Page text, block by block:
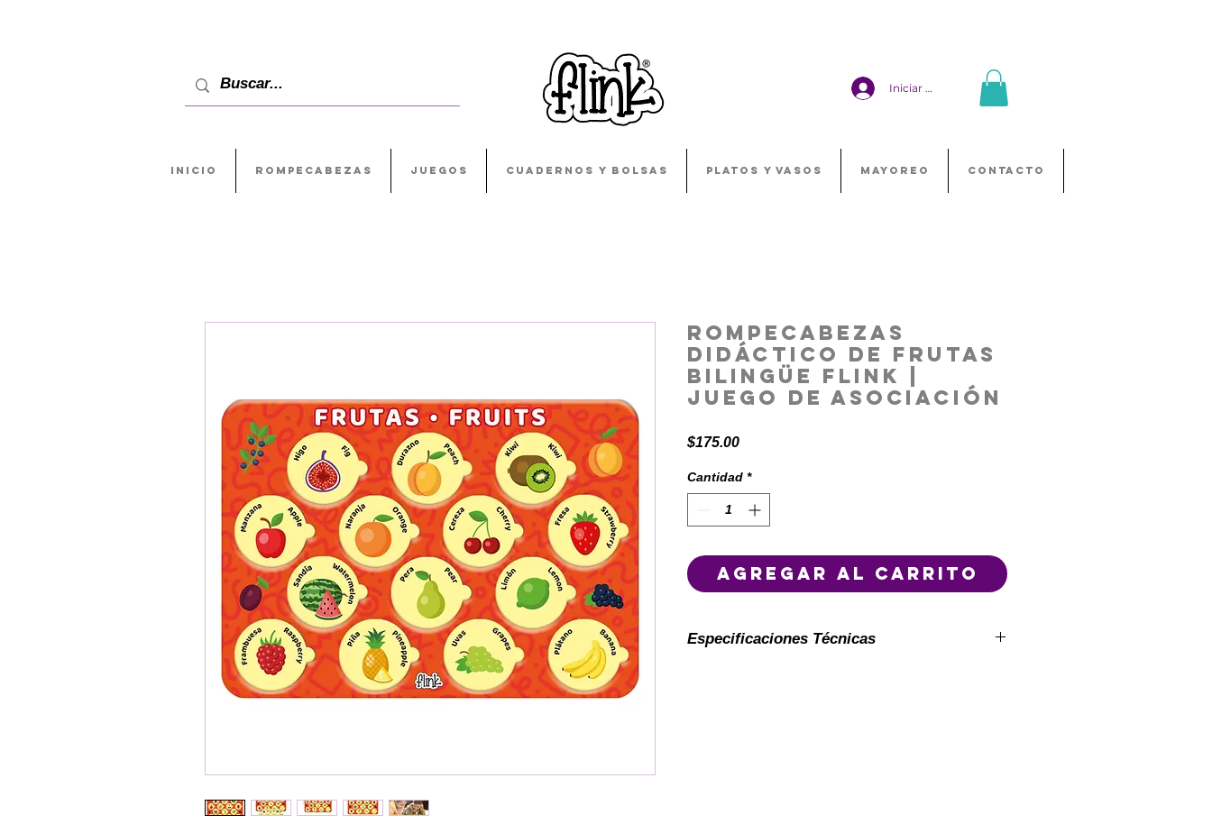
Iniciar sesión
INICIO ROMPECABEZAS JUEGOS CUADERNOS Y BOLSAS PLATOS Y VASOS MAYOREO CONTACTO
Rompecabezas
Didáctico de Frutas
Bilingüe Flink |
Juego de Asociación
$175.00Precio
Cantidad *
Agregar al carrito
Especificaciones Técnicas